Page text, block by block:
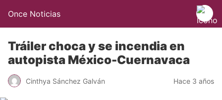
Once Noticias
Tráiler choca y se incendia en
autopista México-Cuernavaca
Cinthya Sánchez Galván Hace 3 años